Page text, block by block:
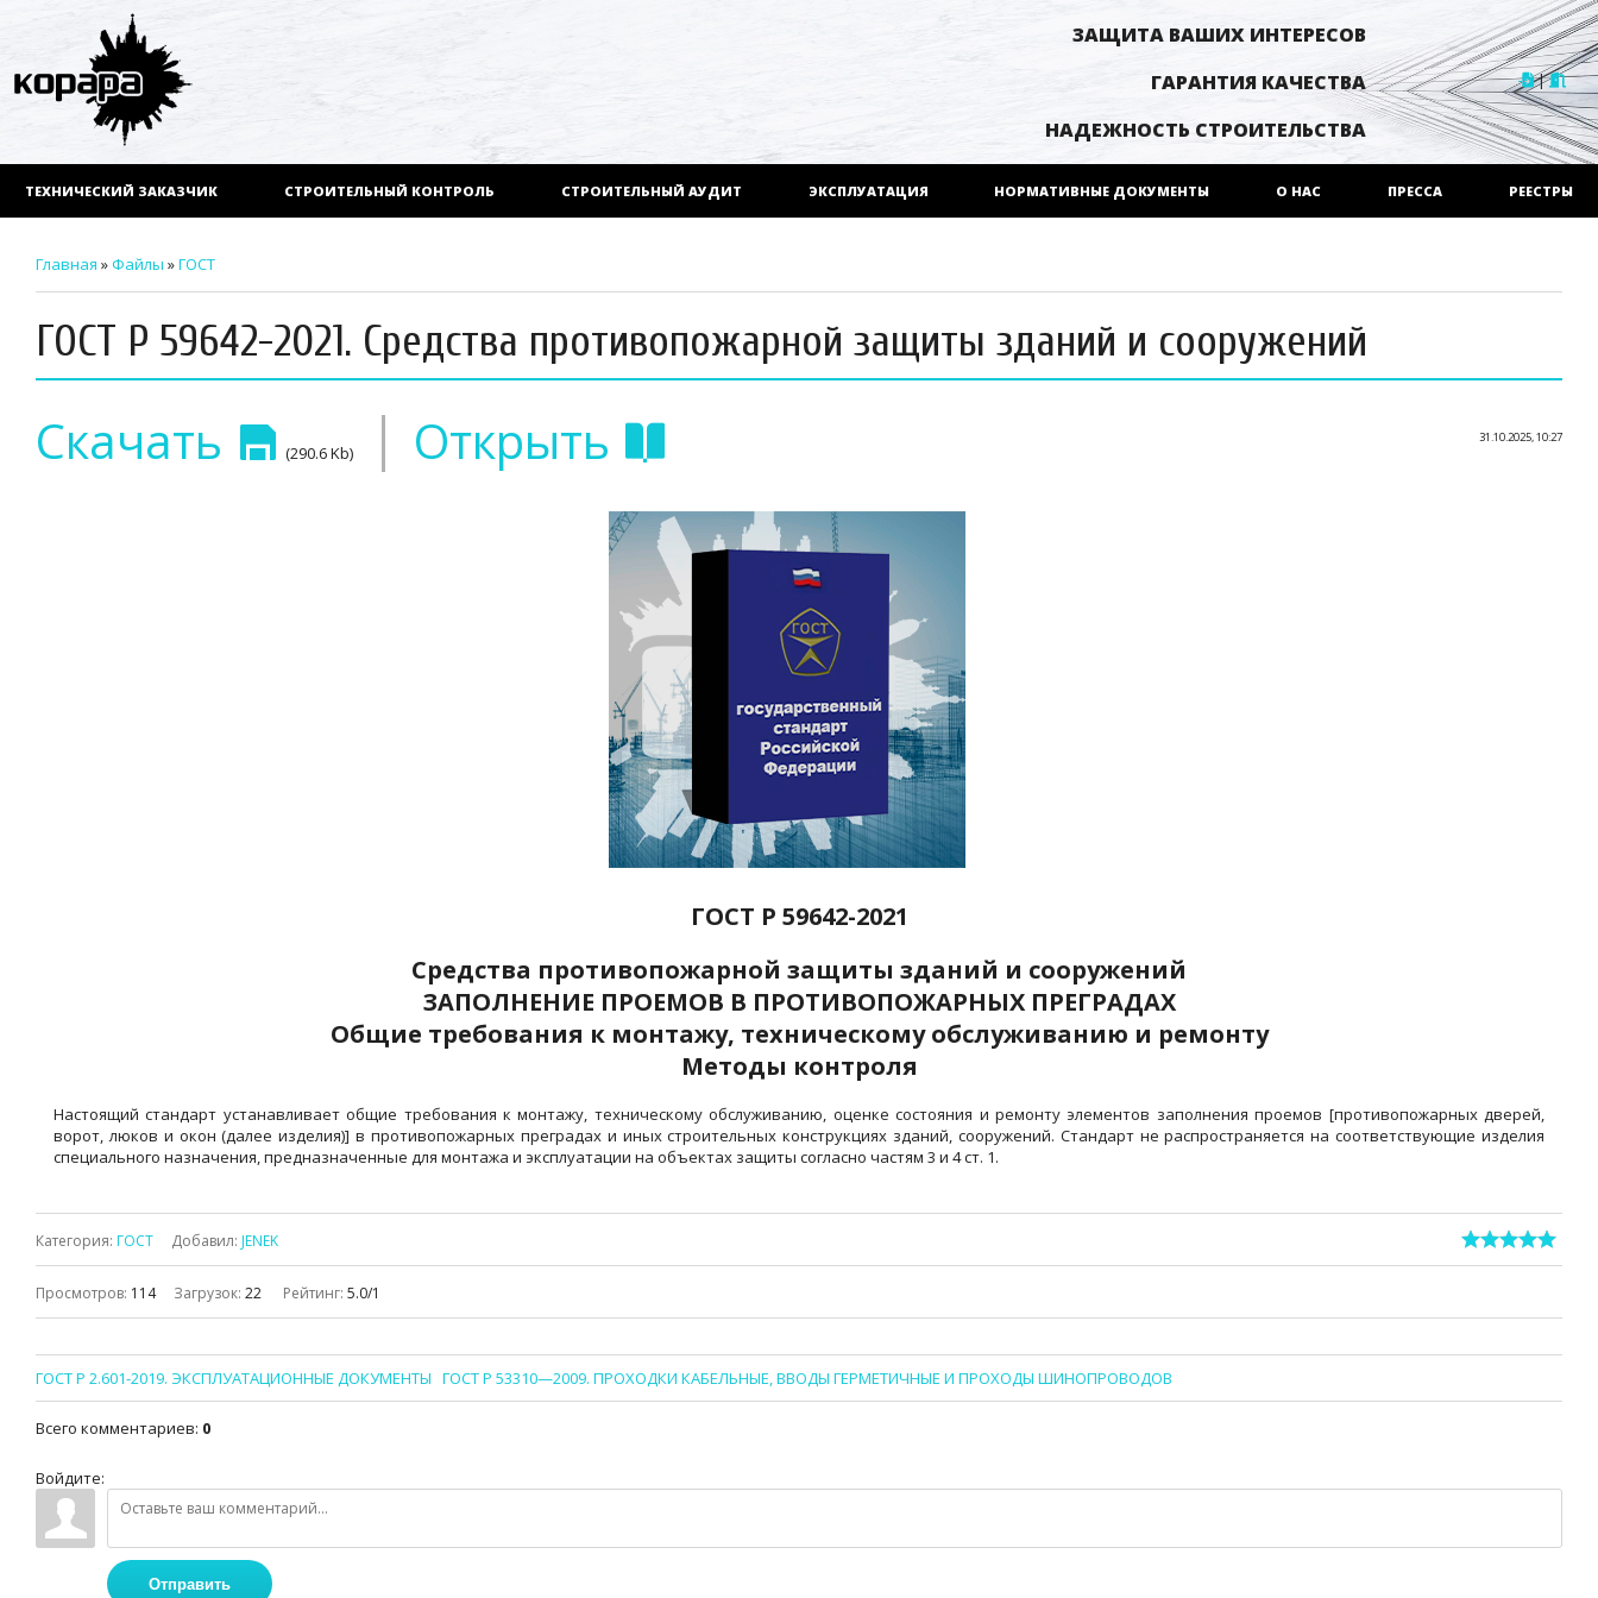
ЗАЩИТА ВАШИХ ИНТЕРЕСОВ
ГАРАНТИЯ КАЧЕСТВА
НАДЕЖНОСТЬ СТРОИТЕЛЬСТВА
|
ТЕХНИЧЕСКИЙ ЗАКАЗЧИК СТРОИТЕЛЬНЫЙ КОНТРОЛЬ СТРОИТЕЛЬНЫЙ АУДИТ ЭКСПЛУАТАЦИЯ НОРМАТИВНЫЕ ДОКУМЕНТЫ О НАС ПРЕССА РЕЕСТРЫ
Главная »Файлы »ГОСТ
ГОСТ Р 59642-2021. Средства противопожарной защиты зданий и сооружений
Скачать (290.6 Kb) | Открыть 31.10.2025, 10:27
ГОСТ Р 59642-2021
Средства противопожарной защиты зданий и сооружений
ЗАПОЛНЕНИЕ ПРОЕМОВ В ПРОТИВОПОЖАРНЫХ ПРЕГРАДАХ
Общие требования к монтажу, техническому обслуживанию и ремонту
Методы контроля
Настоящий стандарт устанавливает общие требования к монтажу, техническому обслуживанию, оценке состояния и ремонту элементов заполнения проемов [противопожарных дверей,
ворот, люков и окон (далее изделия)] в противопожарных преградах и иных строительных конструкциях зданий, сооружений. Стандарт не распространяется на соответствующие изделия
специального назначения, предназначенные для монтажа и эксплуатации на объектах защиты согласно частям 3 и 4 ст. 1.
Категория: ГОСТ Добавил: JENEK
Просмотров: 114 Загрузок: 22 Рейтинг: 5.0/1
ГОСТ Р 2.601-2019. ЭКСПЛУАТАЦИОННЫЕ ДОКУМЕНТЫ ГОСТ Р 53310—2009. ПРОХОДКИ КАБЕЛЬНЫЕ, ВВОДЫ ГЕРМЕТИЧНЫЕ И ПРОХОДЫ ШИНОПРОВОДОВ
Всего комментариев: 0
Войдите:
Отправить